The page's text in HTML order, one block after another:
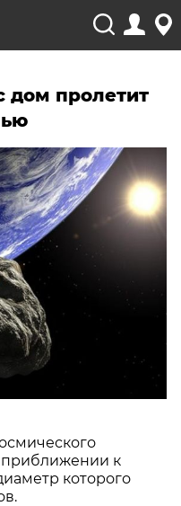
дом пролетит
приближении к
которого